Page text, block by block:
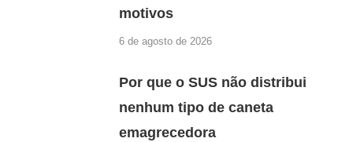
motivos
6 de agosto de 2026
Por que o SUS não distribui
nenhum tipo de caneta
emagrecedora